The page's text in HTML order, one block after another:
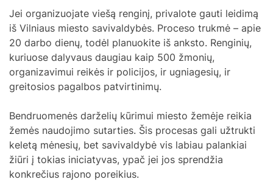
Jei organizuojate viešą renginį, privalote gauti leidimą
iš Vilniaus miesto savivaldybės. Proceso trukmė – apie
20 darbo dienų, todėl planuokite iš anksto. Renginių,
kuriuose dalyvaus daugiau kaip 500 žmonių,
organizavimui reikės ir policijos, ir ugniagesių, ir
greitosios pagalbos patvirtinimų.
Bendruomenės darželių kūrimui miesto žemėje reikia
žemės naudojimo sutarties. Šis procesas gali užtrukti
keletą mėnesių, bet savivaldybė vis labiau palankiai
žiūri į tokias iniciatyvas, ypač jei jos sprendžia
konkrečius rajono poreikius.